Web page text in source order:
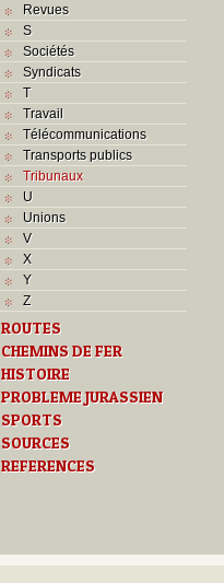
Revues
S
Sociétés
Syndicats
T
Travail
Télécommunications
Transports publics
Tribunaux
U
Unions
V
X
Y
Z
ROUTES
CHEMINS DE FER
HISTOIRE
PROBLEME JURASSIEN
SPORTS
SOURCES
REFERENCES